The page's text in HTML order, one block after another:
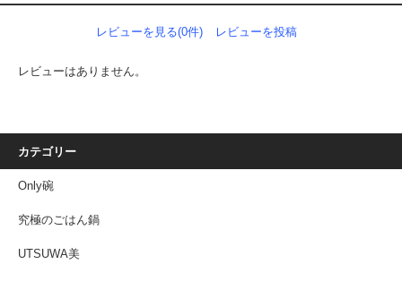
レビューを見る(0件) レビューを投稿
レビューはありません。
カテゴリー
Only碗
究極のごはん鍋
UTSUWA美